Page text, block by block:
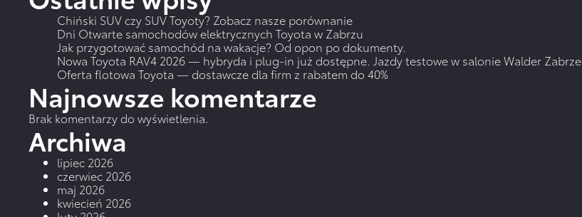
Chiński SUV czy SUV Toyoty? Zobacz nasze porównanie
Dni Otwarte samochodów elektrycznych Toyota w Zabrzu
Jak przygotować samochód na wakacje? Od opon po dokumenty.
Nowa Toyota RAV4 2026 — hybryda i plug-in już dostępne. Jazdy testowe w salonie Walder Zabrze
Oferta flotowa Toyota — dostawcze dla firm z rabatem do 40%
Najnowsze komentarze
Brak komentarzy do wyświetlenia.
Archiwa
lipiec 2026
czerwiec 2026
maj 2026
kwiecień 2026